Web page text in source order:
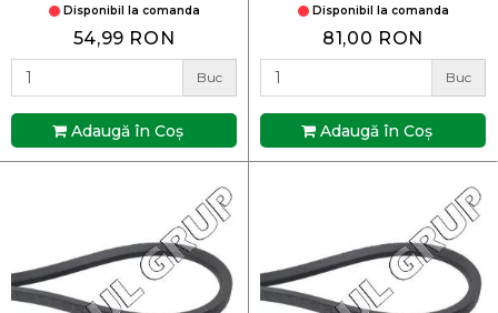
Disponibil la comanda
54,99 RON
Buc
Adaugă în Coş
Disponibil la comanda
81,00 RON
Buc
Adaugă în Coş